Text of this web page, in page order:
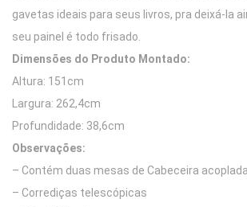
gavetas ideais para seus livros, pra deixá-la
seu painel é todo frisado.
Dimensões do Produto Montado:
Altura: 151cm
Largura: 262,4cm
Profundidade: 38,6cm
Observações:
– Contém duas mesas de Cabeceira
– Corrediças telescópicas